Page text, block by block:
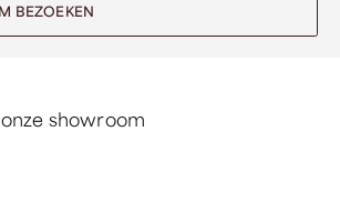
BEZOEKEN
showroom